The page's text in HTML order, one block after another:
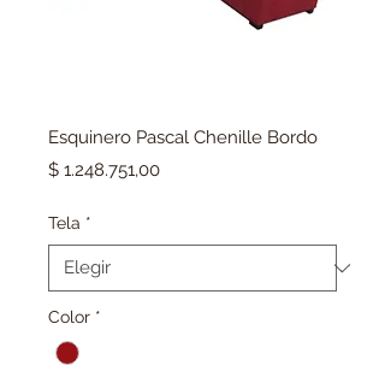
Esquinero Pascal Chenille Bordo
$ 1.248.751,00Precio
Tela *
Color *